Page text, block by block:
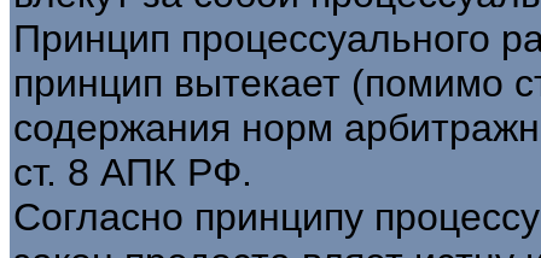
Принцип процессуального
принцип вытекает (помимо
содержания норм
ст. 8 АПК РФ.
Согласно принципу